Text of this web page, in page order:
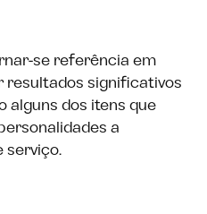
se referência em
resultados significativos
alguns dos itens que
a
serviço.